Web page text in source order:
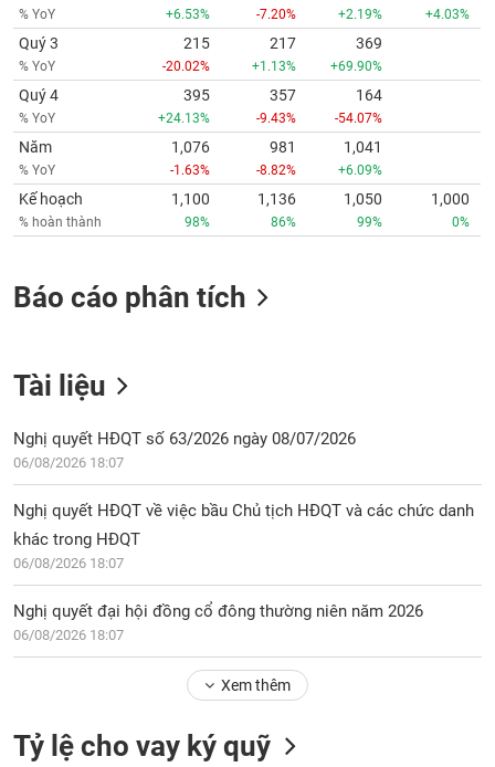
% YoY +6.53% -7.20% +2.19% +4.03%
Quý 3
% YoY
215
-20.02%
217
+1.13%
369
+69.90%
Quý 4
% YoY
395
+24.13%
357
-9.43%
164
-54.07%
Năm
% YoY
1,076
-1.63%
981
-8.82%
1,041
+6.09%
Kế hoạch
% hoàn thành
1,100
98%
1,136
86%
1,050
99%
1,000
0%
Báo cáo phân tích
Tài liệu
Nghị quyết HĐQT số 63/2026 ngày 08/07/2026
06/08/2026 18:07
Nghị quyết HĐQT về việc bầu Chủ tịch HĐQT và các chức danh
khác trong HĐQT
06/08/2026 18:07
Nghị quyết đại hội đồng cổ đông thường niên năm 2026
06/08/2026 18:07
Xem thêm
Tỷ lệ cho vay ký quỹ